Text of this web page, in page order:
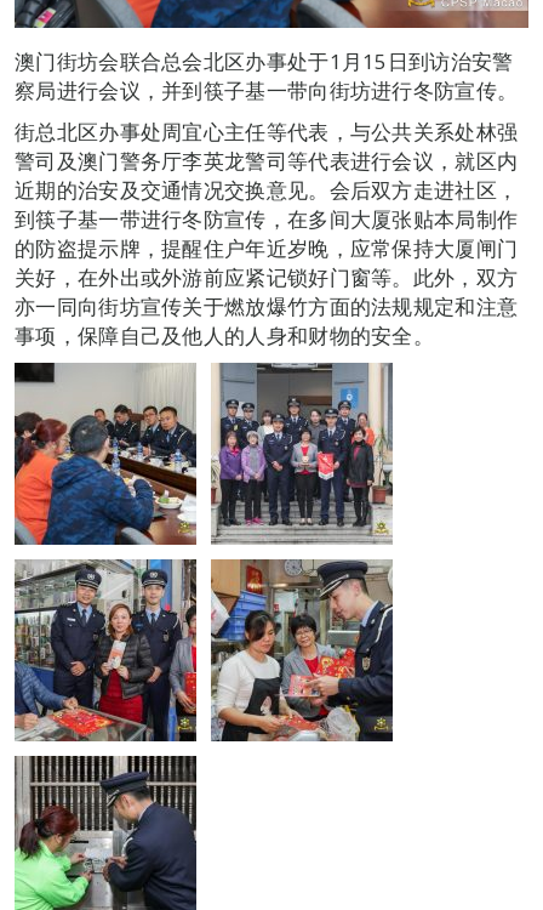
澳门街坊会联合总会北区办事处于1月15日到访治安警
察局进行会议，并到筷子基一带向街坊进行冬防宣传。
街总北区办事处周宜心主任等代表，与公共关系处林强
警司及澳门警务厅李英龙警司等代表进行会议，就区内
近期的治安及交通情况交换意见。会后双方走进社区，
到筷子基一带进行冬防宣传，在多间大厦张贴本局制作
的防盗提示牌，提醒住户年近岁晚，应常保持大厦闸门
关好，在外出或外游前应紧记锁好门窗等。此外，双方
亦一同向街坊宣传关于燃放爆竹方面的法规规定和注意
事项，保障自己及他人的人身和财物的安全。